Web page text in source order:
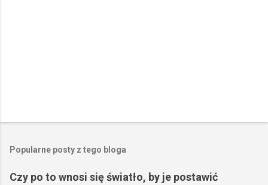
Popularne posty z tego bloga
Czy po to wnosi się światło, by je postawić